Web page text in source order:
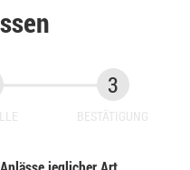
BESTÄTIGUNG